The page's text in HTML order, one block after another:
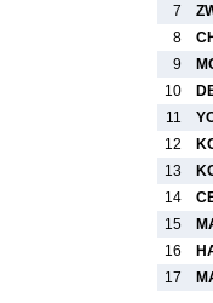
7
8
9
10
11
12
13
14
15
16
17